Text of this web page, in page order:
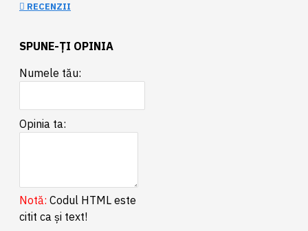
RECENZII
SPUNE-ŢI OPINIA
Numele tău:
Opinia ta:
Notă: Codul HTML este
citit ca şi text!